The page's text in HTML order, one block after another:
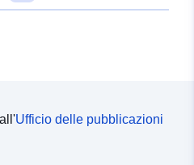
Ufficio delle pubblicazioni